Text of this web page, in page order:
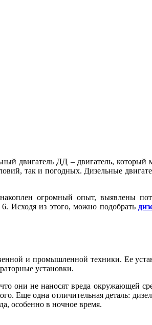
двигатель ДД – двигатель, который
так и погодных. Дизельные
огромный опыт, выявлены
Исходя из этого, можно подобрать
и промышленной техники. Ее
установки.
они не наносят вреда окружающей
Еще одна отличительная деталь:
особенно в ночное время.